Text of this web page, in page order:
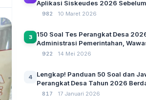
Aplikasi Siskeudes 2026
SPP Pencairan Dana Desa
982 10 Maret 2026
3
150 Soal Tes Perangkat Desa
Administrasi Pemerintahan,
Kebangsaan, dan Komputer
922 14 Mei 2026
4
Lengkap! Panduan 50 Soal dan
Perangkat Desa Tahun 2026
No 3 Tahun 2024
817 17 Januari 2026